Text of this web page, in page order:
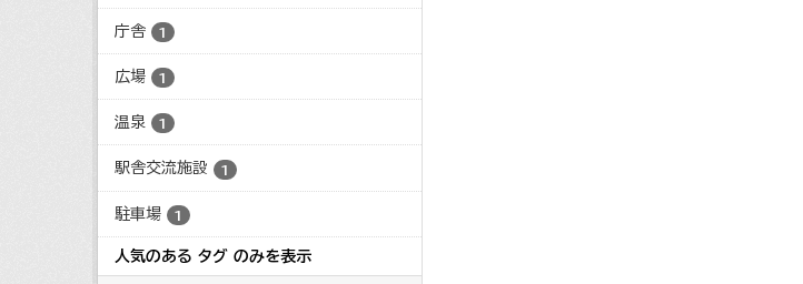
庁舎 1
広場 1
温泉 1
駅舎交流施設 1
駐車場 1
人気のある タグ のみを表示